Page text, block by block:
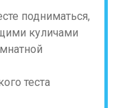
подниматься,
куличами